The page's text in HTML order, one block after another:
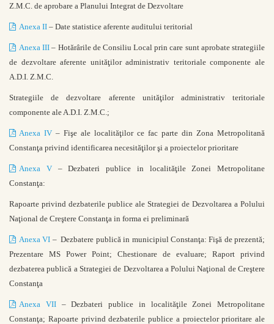
Z.M.C. de aprobare a Planului Integrat de Dezvoltare
Anexa II – Date statistice aferente auditului teritorial
Anexa III– Hotărârile de Consiliu Local prin care sunt aprobate strategiile
de dezvoltare aferente unităţilor administrativ teritoriale componente ale
A.D.I. Z.M.C.
Strategiile de dezvoltare aferente unităţilor administrativ teritoriale
componente ale A.D.I. Z.M.C.;
Anexa IV – Fişe ale localităţilor ce fac parte din Zona Metropolitană
Constanţa privind identificarea necesităţilor şi a proiectelor prioritare
Anexa V– Dezbateri publice in localităţile Zonei Metropolitane
Constanţa:
Rapoarte privind dezbaterile publice ale Strategiei de Dezvoltarea a Polului
Naţional de Creştere Constanţa in forma ei preliminară
Anexa VI – Dezbatere publică in municipiul Constanţa: Fişă de prezentă;
Prezentare MS Power Point; Chestionare de evaluare; Raport privind
dezbaterea publică a Strategiei de Dezvoltarea a Polului Naţional de Creştere
Constanţa
Anexa VII– Dezbateri publice in localităţile Zonei Metropolitane
Constanţa; Rapoarte privind dezbaterile publice a proiectelor prioritare ale